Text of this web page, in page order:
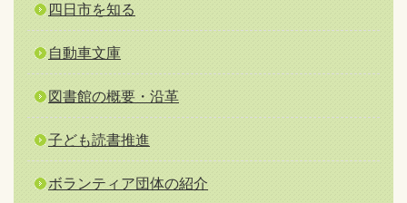
四日市を知る
自動車文庫
図書館の概要・沿革
子ども読書推進
ボランティア団体の紹介